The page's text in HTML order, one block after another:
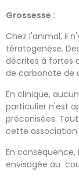
Grossesse :
Chez l'animal, il
tératogenèse.
décrites à fortes
de carbonate de
En clinique,
particulier n'est
préconisées.
cette association
En
envisagée au